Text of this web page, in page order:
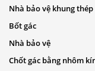
Nhà bảo vệ khung thép
Bốt gác
Nhà bảo vệ
Chốt gác bằng nhôm